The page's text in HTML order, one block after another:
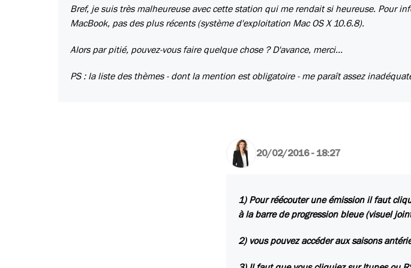
Bref, je suis très malheureuse avec cette station qui me rendait si heureuse. Pour
MacBook, pas des plus récents (système d'exploitation Mac OS X 10.6.8).
Alors par pitié, pouvez-vous faire quelque chose ? D'avance, merci...
PS : la liste des thèmes - dont la mention est obligatoire - me paraît assez
20/02/2016 - 18:27
1) Pour réécouter une émission il faut
à la barre de progression bleue (visuel
2) vous pouvez accéder aux saisons